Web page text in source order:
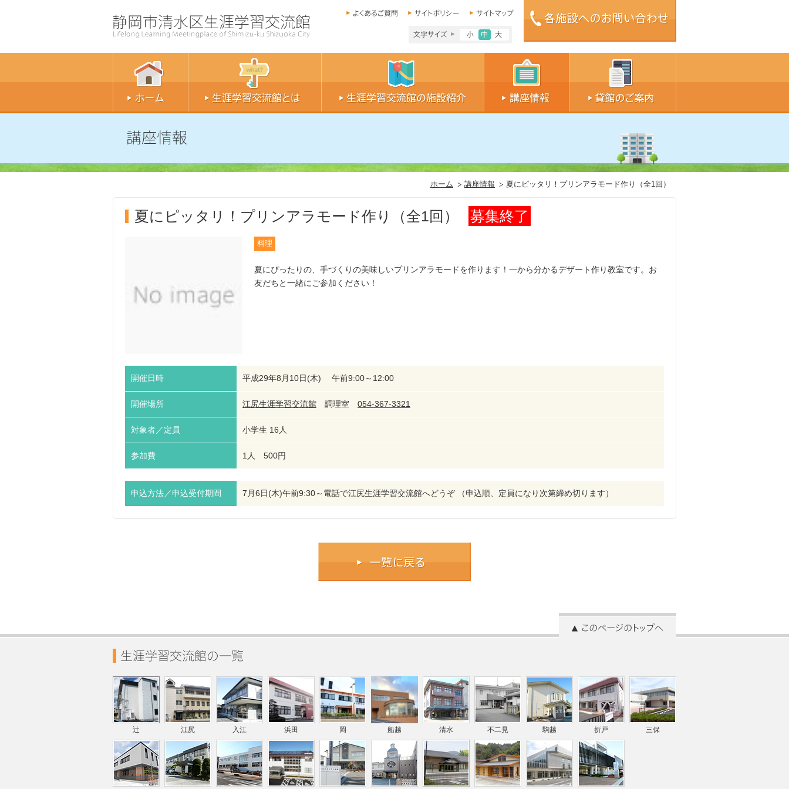
文字サイズ小
文字サイズ中
ホーム 講座情報 夏にピッタリ！プリンアラモード作り（全1回）
夏にピッタリ！プリンアラモード作り（全1回） 募集終了
料理
夏にぴったりの、手づくりの美味しいプリンアラモードを作ります！一から分かるデザート作り教室です。お
友だちと一緒にご参加ください！
開催日時 平成29年8月10日(木) 午前9:00～12:00
開催場所 江尻生涯学習交流館 調理室 054-367-3321
対象者／定員 小学生 16人
参加費 1人 500円
申込方法／申込受付期間 7月6日(木)午前9:30～電話で江尻生涯学習交流館へどうぞ （申込順、定員になり次第締め切ります）
辻 江尻 入江 浜田 岡 船越 清水 不二見 駒越 折戸 三保